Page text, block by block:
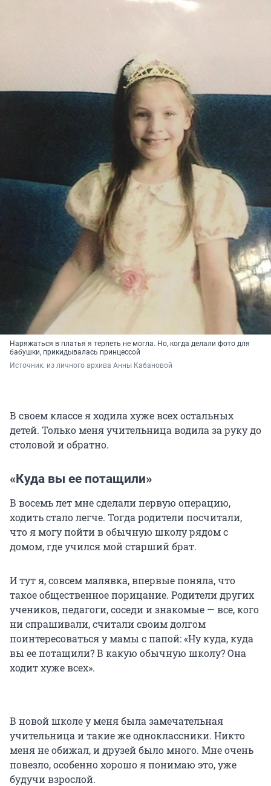
Наряжаться в платья я терпеть не могла. Но, когда делали фото для
бабушки, прикидывалась принцессой
Источник: из личного архива Анны Кабановой
В своем классе я ходила хуже всех остальных
детей. Только меня учительница водила за руку до
столовой и обратно.
«Куда вы ее потащили»
В восемь лет мне сделали первую операцию,
ходить стало легче. Тогда родители посчитали,
что я могу пойти в обычную школу рядом с
домом, где учился мой старший брат.
И тут я, совсем малявка, впервые поняла, что
такое общественное порицание. Родители других
учеников, педагоги, соседи и знакомые — все, кого
ни спрашивали, считали своим долгом
поинтересоваться у мамы с папой: «Ну куда, куда
вы ее потащили? В какую обычную школу? Она
ходит хуже всех».
В новой школе у меня была замечательная
учительница и такие же одноклассники. Никто
меня не обижал, и друзей было много. Мне очень
повезло, особенно хорошо я понимаю это, уже
будучи взрослой.